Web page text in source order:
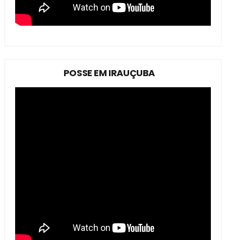
POSSE EM IRAUÇUBA